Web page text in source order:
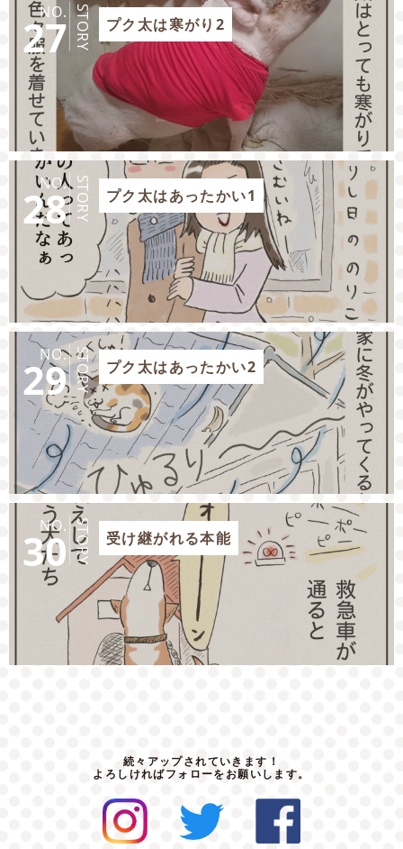
STORY
NO.
27 プク太は寒がり2
STORY
NO.
28 プク太はあったかい1
STORY
NO.
29 プク太はあったかい2
STORY
NO.
30 受け継がれる本能
続々アップされていきます！
よろしければフォローをお願いします。